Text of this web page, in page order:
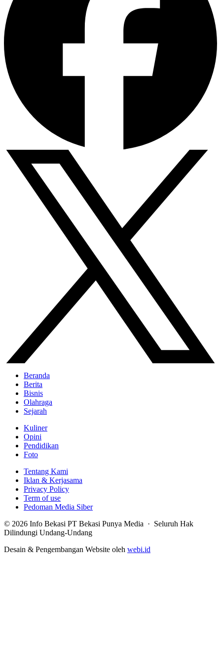
Beranda
Berita
Bisnis
Olahraga
Sejarah
Kuliner
Opini
Pendidikan
Foto
Tentang Kami
Iklan & Kerjasama
Privacy Policy
Term of use
Pedoman Media Siber
© 2026 Info Bekasi PT Bekasi Punya Media · Seluruh Hak
Dilindungi Undang-Undang
Desain & Pengembangan Website oleh webi.id